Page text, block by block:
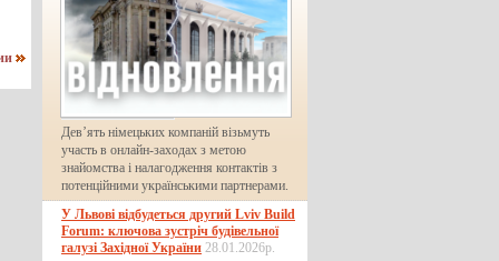
Дев’ять німецьких компаній візьмуть
участь в онлайн-заходах з метою
знайомства і налагодження контактів з
потенційними українськими партнерами.
У Львові відбудеться другий Lviv Build
Forum: ключова зустріч будівельної
галузі Західної України 28.01.2026р.